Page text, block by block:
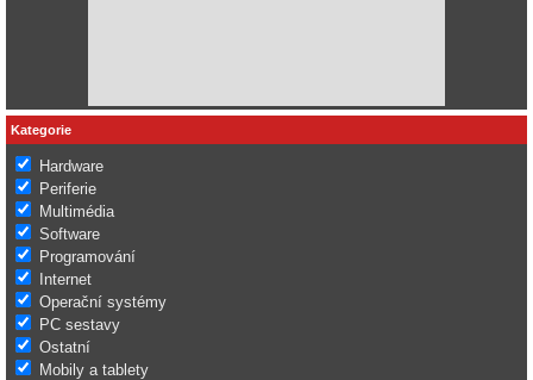
Kategorie
Hardware
Periferie
Multimédia
Software
Programování
Internet
Operační systémy
PC sestavy
Ostatní
Mobily a tablety